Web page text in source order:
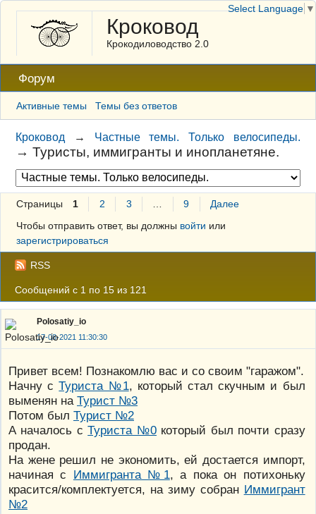
Кроковод
Крокодиловодство 2.0
Форум
Активные темы Темы без ответов
Кроковод → Частные темы. Только велосипеды.
→Туристы, иммигранты и инопланетяне.
Страницы 1 2 3 9
Далее
Чтобы отправить ответ, вы должны войти или
зарегистрироваться
RSS
Сообщений с 1 по 15 из 121
Polosatiy_io
17-08-2021 11:30:30
Привет всем! Познакомлю вас и со своим "гаражом".
Начну сТуриста №1, который стал скучным и был
выменян на Турист №3
Потом был Турист №2
А началось сТуриста №0 который был почти сразу
продан.
На жене решил не экономить, ей достается импорт,
начиная с Иммигранта №1, а пока он потихоньку
красится/комплектуется, на зиму собран Иммигрант
№2
Select Language ▼